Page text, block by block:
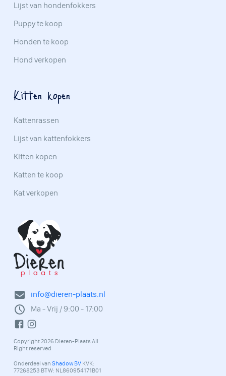
info@dieren-plaats.nl
Ma - Vrij / 9:00 - 17:00
Copyright 2026 Dieren-Plaats All
Right reserved
Onderdeel van Shadow BV KVK:
77268253 BTW: NL860954171B01
Lijst van hondenfokkers
Puppy te koop
Honden te koop
Hond verkopen
Kitten kopen
Kattenrassen
Lijst van kattenfokkers
Kitten kopen
Katten te koop
Kat verkopen